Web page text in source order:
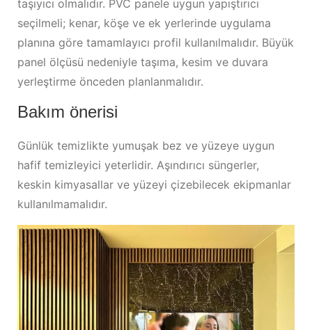
taşıyıcı olmalıdır. PVC panele uygun yapıştırıcı
seçilmeli; kenar, köşe ve ek yerlerinde uygulama
planına göre tamamlayıcı profil kullanılmalıdır. Büyük
panel ölçüsü nedeniyle taşıma, kesim ve duvara
yerleştirme önceden planlanmalıdır.
Bakım önerisi
Günlük temizlikte yumuşak bez ve yüzeye uygun
hafif temizleyici yeterlidir. Aşındırıcı süngerler,
keskin kimyasallar ve yüzeyi çizebilecek ekipmanlar
kullanılmamalıdır.